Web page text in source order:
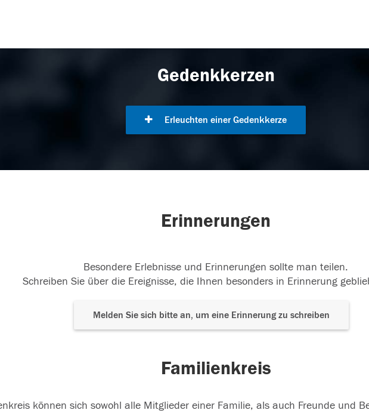
Gedenkkerzen
Erleuchten einer Gedenkkerze
Erinnerungen
Besondere Erlebnisse und Erinnerungen sollte man teilen.
Schreiben Sie über die Ereignisse, die Ihnen besonders in Erinnerung
Melden Sie sich bitte an, um eine Erinnerung zu schreiben
Familienkreis
können sich sowohl alle Mitglieder einer Familie, als auch Freunde und